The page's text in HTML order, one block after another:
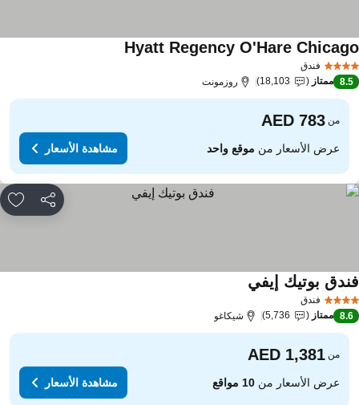
فندق
Hyatt Regency O'Hare
8.5 ممتاز 18,103 روزمونت
من
عرض الأسعار منموقع واحد مشاهدة الأسعار
مشاركة
فندق
بوتيك إيفي
8.6 ممتاز 5,736 شيكاغو
من
عرض الأسعار من10 مواقع مشاهدة الأسعار